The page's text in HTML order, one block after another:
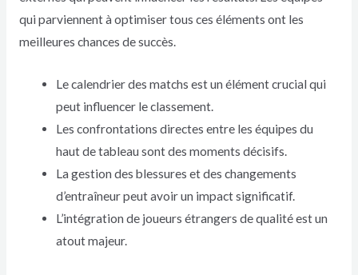
qui parviennent à optimiser tous ces éléments ont les
meilleures chances de succès.
Le calendrier des matchs est un élément crucial qui
peut influencer le classement.
Les confrontations directes entre les équipes du
haut de tableau sont des moments décisifs.
La gestion des blessures et des changements
d’entraîneur peut avoir un impact significatif.
L’intégration de joueurs étrangers de qualité est un
atout majeur.